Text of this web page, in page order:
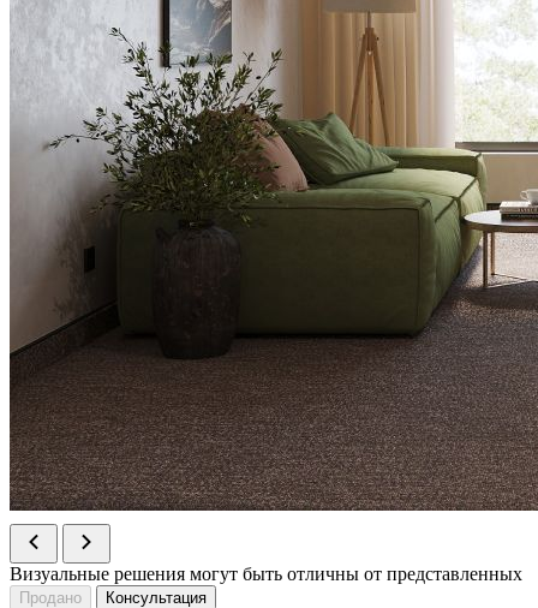
Визуальные решения могут быть отличны от представленных
Продано Консультация